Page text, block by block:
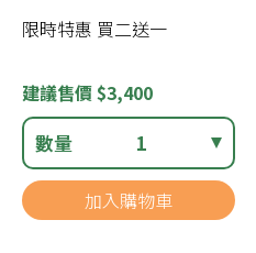
限時特惠 買二送一
建議售價 $3,400
數量 1
加入購物車